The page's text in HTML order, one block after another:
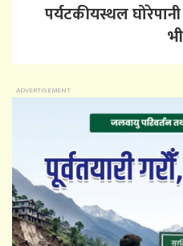
पर्यटकीयस्थल